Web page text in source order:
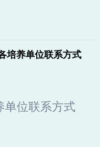
培养单位联系方式
单位联系方式